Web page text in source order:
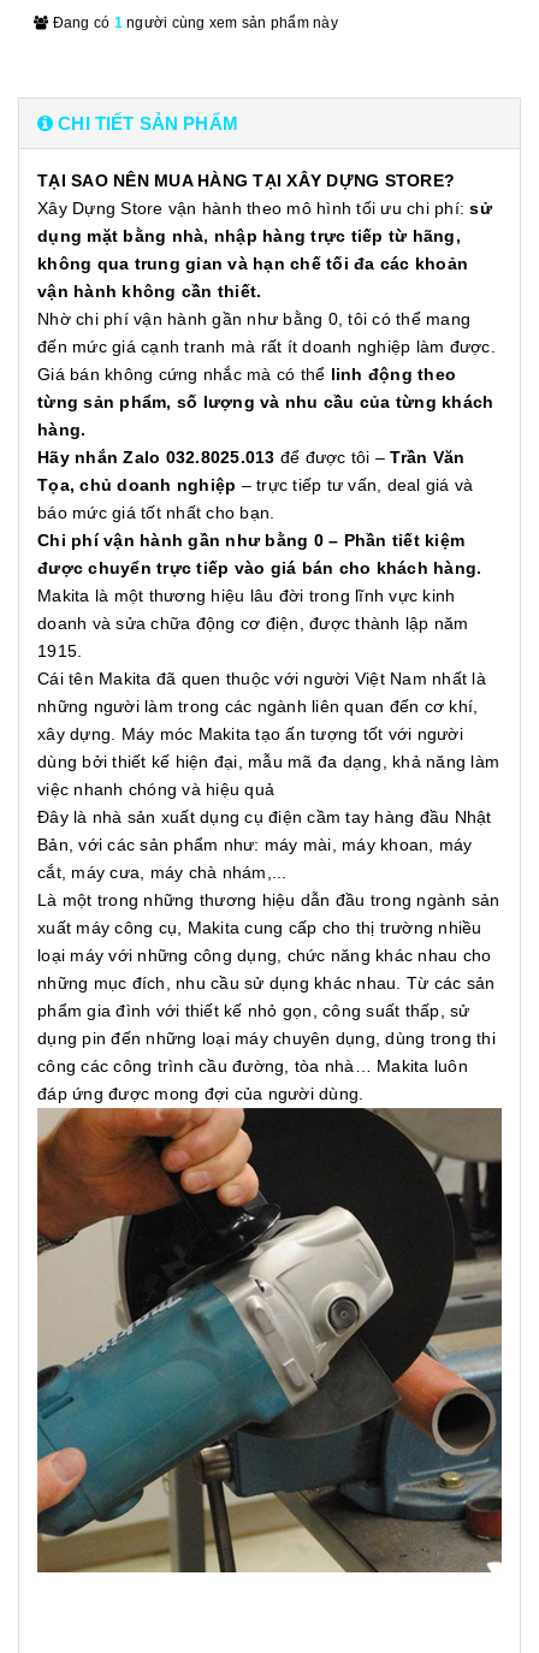
Đang có 1 người cùng xem sản phẩm này
CHI TIẾT SẢN PHẨM
TẠI SAO NÊN MUA HÀNG TẠI XÂY DỰNG STORE?
Xây Dựng Store vận hành theo mô hình tối ưu chi phí:sử
dụng mặt bằng nhà, nhập hàng trực tiếp từ hãng,
không qua trung gian và hạn chế tối đa các khoản
vận hành không cần thiết.
Nhờ chi phí vận hành gần như bằng 0, tôi có thể mang
đến mức giá cạnh tranh mà rất ít doanh nghiệp làm được.
Giá bán không cứng nhắc mà có thể linh động theo
từng sản phẩm, số lượng và nhu cầu của từng khách
hàng.
Hãy nhắn Zalo 032.8025.013 để được tôi –Trần Văn
Tọa, chủ doanh nghiệp – trực tiếp tư vấn, deal giá và
báo mức giá tốt nhất cho bạn.
Chi phí vận hành gần như bằng 0 – Phần tiết kiệm
được chuyển trực tiếp vào giá bán cho khách hàng.
Makita là một thương hiệu lâu đời trong lĩnh vực kinh
doanh và sửa chữa động cơ điện, được thành lập năm
1915.
Cái tên Makita đã quen thuộc với người Việt Nam nhất là
những người làm trong các ngành liên quan đến cơ khí,
xây dựng. Máy móc Makita tạo ấn tượng tốt với người
dùng bởi thiết kế hiện đại, mẫu mã đa dạng, khả năng làm
việc nhanh chóng và hiệu quả
Đây là nhà sản xuất dụng cụ điện cầm tay hàng đầu Nhật
Bản, với các sản phẩm như: máy mài, máy khoan, máy
cắt, máy cưa, máy chà nhám,...
Là một trong những thương hiệu dẫn đầu trong ngành sản
xuất máy công cụ, Makita cung cấp cho thị trường nhiều
loại máy với những công dụng, chức năng khác nhau cho
những mục đích, nhu cầu sử dụng khác nhau. Từ các sản
phẩm gia đình với thiết kế nhỏ gọn, công suất thấp, sử
dụng pin đến những loại máy chuyên dụng, dùng trong thi
công các công trình cầu đường, tòa nhà… Makita luôn
đáp ứng được mong đợi của người dùng.